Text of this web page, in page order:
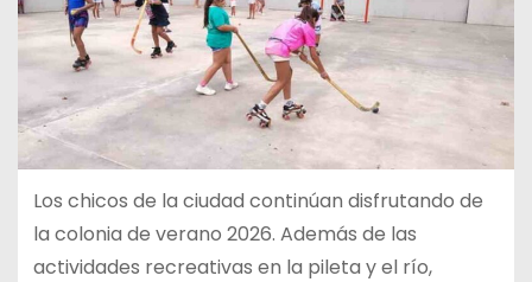
Los chicos de la ciudad continúan disfrutando de
la colonia de verano 2026. Además de las
actividades recreativas en la pileta y el río,